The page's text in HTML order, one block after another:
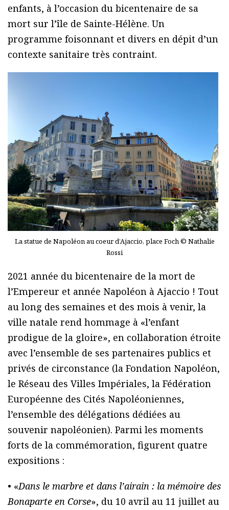
enfants, à l’occasion du bicentenaire de sa
mort sur l’île de Sainte-Hélène. Un
programme foisonnant et divers en dépit d’un
contexte sanitaire très contraint.
La statue de Napoléon au coeur d’Ajaccio, place Foch © Nathalie
Rossi
2021 année du bicentenaire de la mort de
l’Empereur et année Napoléon à Ajaccio ! Tout
au long des semaines et des mois à venir, la
ville natale rend hommage à «l’enfant
prodigue de la gloire», en collaboration étroite
avec l’ensemble de ses partenaires publics et
privés de circonstance (la Fondation Napoléon,
le Réseau des Villes Impériales, la Fédération
Européenne des Cités Napoléoniennes,
l’ensemble des délégations dédiées au
souvenir napoléonien). Parmi les moments
forts de la commémoration, figurent quatre
expositions :
• «Dans le marbre et dans l’airain : la mémoire des
Bonaparte en Corse», du 10 avril au 11 juillet au